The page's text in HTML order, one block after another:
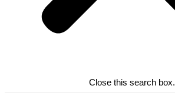
Close this search box.